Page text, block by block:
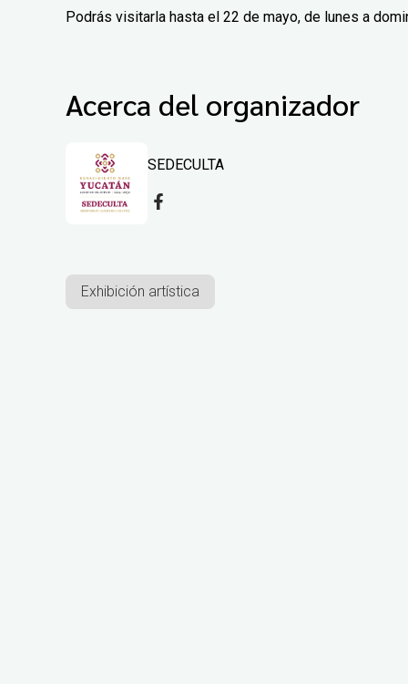
Podrás visitarla hasta el 22 de mayo, de lunes a
Acerca del organizador
SEDECULTA
Exhibición artística